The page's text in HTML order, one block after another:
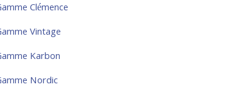
Clémence
Vintage
Karbon
Nordic